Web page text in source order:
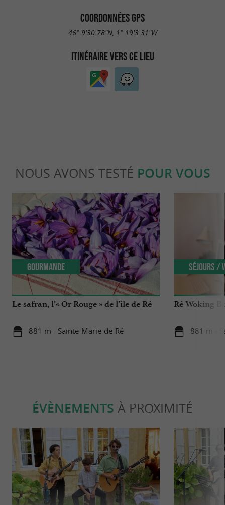
COORDONNÉES GPS
46° 9'30.78"N, 1° 19'3.31"W
ITINÉRAIRE VERS CE LIEU
NOUS AVONS TESTÉ POUR VOUS
Le safran, l’« Or Rouge » de l’île de Ré
881 m - Sainte-Marie-de-Ré
Gourmande
Ré Woking
881 m -
Séjours /
ÉVÈNEMENTS À PROXIMITÉ